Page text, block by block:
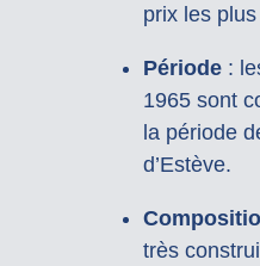
prix les
Période:
1965 sont
la période
d’Estève.
très